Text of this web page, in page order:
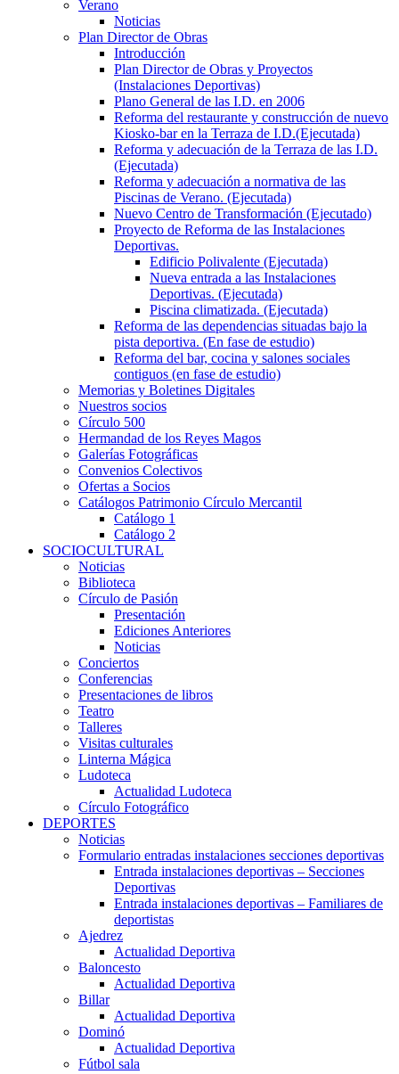
Verano
Noticias
Plan Director de Obras
Introducción
Plan Director de Obras y Proyectos
(Instalaciones Deportivas)
Plano General de las I.D. en 2006
Reforma del restaurante y construcción de nuevo
Kiosko-bar en la Terraza de I.D.(Ejecutada)
Reforma y adecuación de la Terraza de las I.D.
(Ejecutada)
Reforma y adecuación a normativa de las
Piscinas de Verano. (Ejecutada)
Nuevo Centro de Transformación (Ejecutado)
Proyecto de Reforma de las Instalaciones
Deportivas.
Edificio Polivalente (Ejecutada)
Nueva entrada a las Instalaciones
Deportivas. (Ejecutada)
Piscina climatizada. (Ejecutada)
Reforma de las dependencias situadas bajo la
pista deportiva. (En fase de estudio)
Reforma del bar, cocina y salones sociales
contiguos (en fase de estudio)
Memorias y Boletines Digitales
Nuestros socios
Círculo 500
Hermandad de los Reyes Magos
Galerías Fotográficas
Convenios Colectivos
Ofertas a Socios
Catálogos Patrimonio Círculo Mercantil
Catálogo 1
Catálogo 2
SOCIOCULTURAL
Noticias
Biblioteca
Círculo de Pasión
Presentación
Ediciones Anteriores
Noticias
Conciertos
Conferencias
Presentaciones de libros
Teatro
Talleres
Visitas culturales
Linterna Mágica
Ludoteca
Actualidad Ludoteca
Círculo Fotográfico
DEPORTES
Noticias
Formulario entradas instalaciones secciones deportivas
Entrada instalaciones deportivas – Secciones
Deportivas
Entrada instalaciones deportivas – Familiares de
deportistas
Ajedrez
Actualidad Deportiva
Baloncesto
Actualidad Deportiva
Billar
Actualidad Deportiva
Dominó
Actualidad Deportiva
Fútbol sala